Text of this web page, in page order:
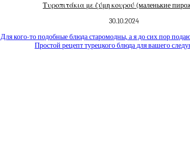
Τυροπιτάκια με ζύμη κουρού (маленькие
30.10.2024
Для кого-то подобные блюда старомодны, а я до сих пор
Простой рецепт турецкого блюда для вашего